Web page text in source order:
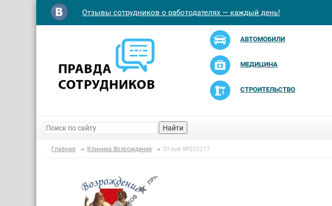
Отзывы сотрудников о работодателях — каждый день!
АВТОМОБИЛИ
МЕДИЦИНА
СТРОИТЕЛЬСТВО
Найти
Главная Клиника Возрождение Отзыв №553217